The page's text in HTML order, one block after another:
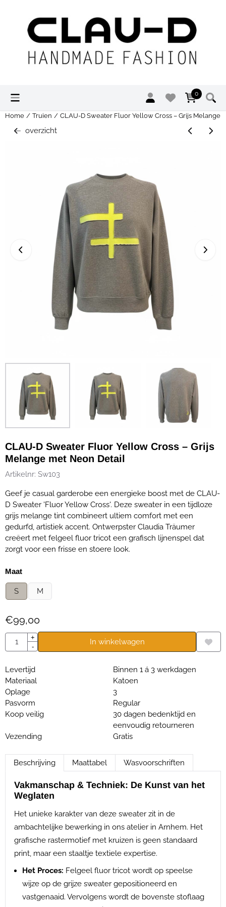
0
Home / Truien / CLAU-D Sweater Fluor Yellow Cross – Grijs Melange
overzicht
CLAU-D Sweater Fluor Yellow Cross – Grijs
Melange met Neon Detail
Artikelnr: Sw103
Geef je casual garderobe een energieke boost met de CLAU-
D Sweater 'Fluor Yellow Cross'. Deze sweater in een tijdloze
grijs melange tint combineert ultiem comfort met een
gedurfd, artistiek accent. Ontwerpster Claudia Träumer
creëert met felgeel fluor tricot een grafisch lijnenspel dat
zorgt voor een frisse en stoere look.
Maak een keuze voor
Maat
S M
€99,00
Aantal
+
-
In winkelwagen
Levertijd
Binnen 1 á 3 werkdagen
Materiaal
Katoen
Oplage
3
Pasvorm
Regular
Koop veilig
30 dagen bedenktijd en
eenvoudig retourneren
Vezending
Gratis
Beschrijving Maattabel Wasvoorschriften
Vakmanschap & Techniek: De Kunst van het
Weglaten
Het unieke karakter van deze sweater zit in de
ambachtelijke bewerking in ons atelier in Arnhem. Het
grafische rastermotief met kruizen is geen standaard
print, maar een staaltje textiele expertise.
Het Proces: Felgeel fluor tricot wordt op speelse
wijze op de grijze sweater gepositioneerd en
vastgenaaid. Vervolgens wordt de bovenste stoflaag